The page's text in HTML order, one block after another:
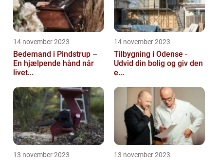
14 november 2023
Bedemand i Pindstrup –
En hjælpende hånd når
livet...
14 november 2023
Tilbygning i Odense -
Udvid din bolig og giv den
e...
13 november 2023 13 november 2023